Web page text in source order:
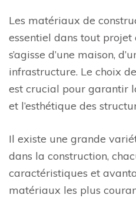
Les matériaux de
essentiel dans tout projet
s’agisse d’une maison,
infrastructure. Le choix
est crucial pour garantir
et l’esthétique des
Il existe une grande
dans la construction,
caractéristiques et
matériaux les plus